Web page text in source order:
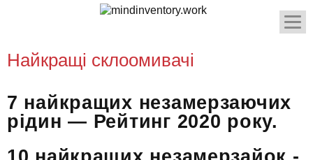
Найкращі склоомивачі
7 найкращих незамерзаючих
рідин — Рейтинг 2020 року.